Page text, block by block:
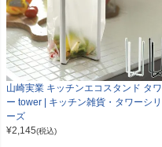
山崎実業 キッチンエコスタンド タワ
ー tower | キッチン雑貨・タワーシリ
ーズ
¥2,145(税込)